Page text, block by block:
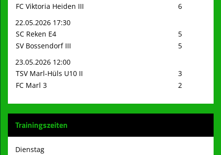
FC Viktoria Heiden III
6
22.05.2026 17:30
SC Reken E4
5
SV Bossendorf III
5
23.05.2026 12:00
TSV Marl-Hüls U10 II
3
FC Marl 3
2
Trainingszeiten
Dienstag